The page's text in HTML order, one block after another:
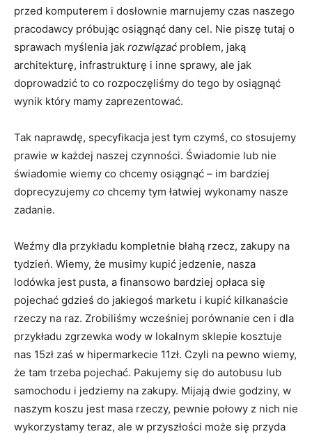
przed komputerem i dosłownie marnujemy czas naszego
pracodawcy próbując osiągnąć dany cel. Nie piszę tutaj o
sprawach myślenia jak rozwiązać problem, jaką
architekturę, infrastrukturę i inne sprawy, ale jak
doprowadzić to co rozpoczęliśmy do tego by osiągnąć
wynik który mamy zaprezentować.
Tak naprawdę, specyfikacja jest tym czymś, co stosujemy
prawie w każdej naszej czynności. Świadomie lub nie
świadomie wiemy co chcemy osiągnąć – im bardziej
doprecyzujemy co chcemy tym łatwiej wykonamy nasze
zadanie.
Weźmy dla przykładu kompletnie błahą rzecz, zakupy na
tydzień. Wiemy, że musimy kupić jedzenie, nasza
lodówka jest pusta, a finansowo bardziej opłaca się
pojechać gdzieś do jakiegoś marketu i kupić kilkanaście
rzeczy na raz. Zrobiliśmy wcześniej porównanie cen i dla
przykładu zgrzewka wody w lokalnym sklepie kosztuje
nas 15zł zaś w hipermarkecie 11zł. Czyli na pewno wiemy,
że tam trzeba pojechać. Pakujemy się do autobusu lub
samochodu i jedziemy na zakupy. Mijają dwie godziny, w
naszym koszu jest masa rzeczy, pewnie połowy z nich nie
wykorzystamy teraz, ale w przyszłości może się przyda